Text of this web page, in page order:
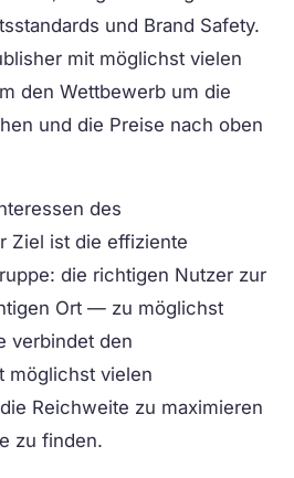
und Brand Safety.
mit möglichst vielen
den Wettbewerb um die
und die Preise nach oben
des
Ziel ist die effiziente
die richtigen Nutzer zur
Ort — zu möglichst
verbindet den
möglichst vielen
Reichweite zu maximieren
zu finden.